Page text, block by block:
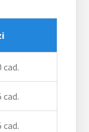
cad.
cad.
cad.